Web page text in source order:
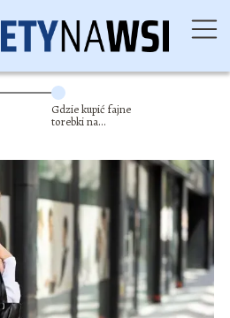
Gdzie kupić fajne
torebki na